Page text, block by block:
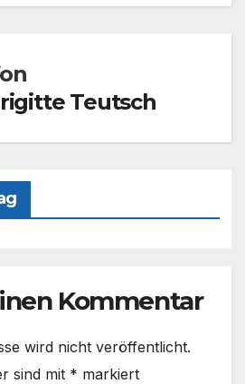
Teutsch
Kommentar
wird nicht veröffentlicht.
sind mit * markiert